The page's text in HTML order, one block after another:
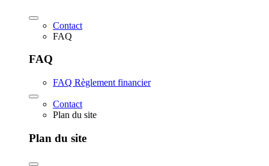
Contact
FAQ
FAQ
FAQ Règlement financier
Contact
Plan du site
Plan du site